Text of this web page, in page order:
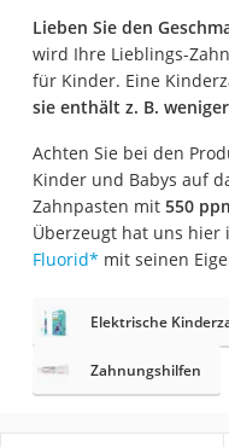
Lieben Sie den
wird Ihre Lieblings-
für Kinder. Eine
sie enthält z. B.
Achten Sie bei den
Kinder und Babys auf
Zahnpasten mit 550
Überzeugt hat uns hier
Fluorid* mit seinen
Elektrische
Zahnungshilfen